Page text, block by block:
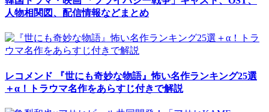
人物相関図、配信情報などまとめ
レコメンド 『世にも奇妙な物語』怖い名作ランキング25選
＋α！トラウマ名作をあらすじ付きで解説